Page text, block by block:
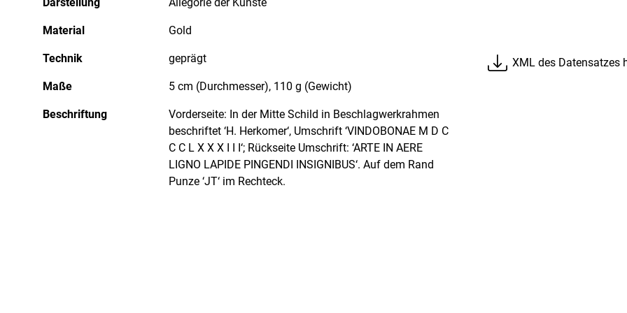
Material Gold
Technik geprägt
Maße 5 cm (Durchmesser), 110 g (Gewicht)
Beschriftung
Vorderseite: In der Mitte Schild in Beschlagwerkrahmen
beschriftet ‘H. Herkomer‘, Umschrift ‘VINDOBONAE M D C
C C L X X X I I I‘; Rückseite Umschrift: ‘ARTE IN AERE
LIGNO LAPIDE PINGENDI INSIGNIBUS‘. Auf dem Rand
Punze ‘JT‘ im Rechteck.
XML des Datensatzes